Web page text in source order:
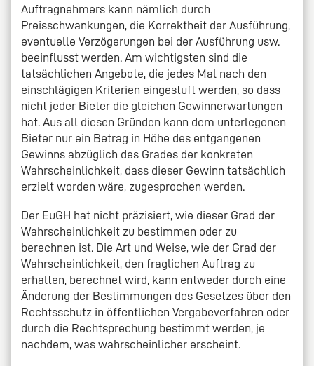
Auftragnehmers kann nämlich durch
Preisschwankungen, die Korrektheit der Ausführung,
eventuelle Verzögerungen bei der Ausführung usw.
beeinflusst werden. Am wichtigsten sind die
tatsächlichen Angebote, die jedes Mal nach den
einschlägigen Kriterien eingestuft werden, so dass
nicht jeder Bieter die gleichen Gewinnerwartungen
hat. Aus all diesen Gründen kann dem unterlegenen
Bieter nur ein Betrag in Höhe des entgangenen
Gewinns abzüglich des Grades der konkreten
Wahrscheinlichkeit, dass dieser Gewinn tatsächlich
erzielt worden wäre, zugesprochen werden.
Der EuGH hat nicht präzisiert, wie dieser Grad der
Wahrscheinlichkeit zu bestimmen oder zu
berechnen ist. Die Art und Weise, wie der Grad der
Wahrscheinlichkeit, den fraglichen Auftrag zu
erhalten, berechnet wird, kann entweder durch eine
Änderung der Bestimmungen des Gesetzes über den
Rechtsschutz in öffentlichen Vergabeverfahren oder
durch die Rechtsprechung bestimmt werden, je
nachdem, was wahrscheinlicher erscheint.